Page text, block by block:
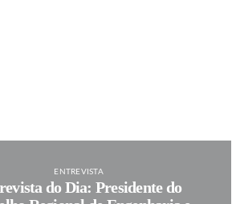
ENTREVISTA
do Dia: Presidente do